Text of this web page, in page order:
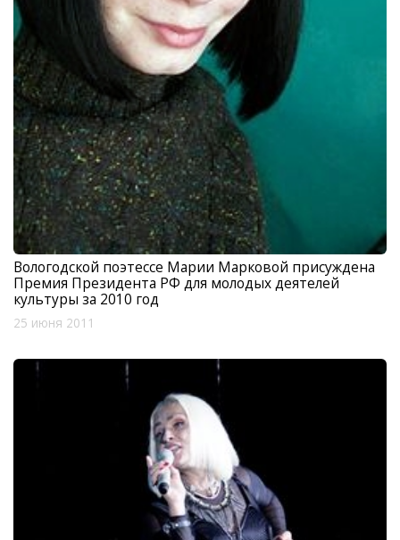
Вологодской поэтессе Марии Марковой присуждена
Премия Президента РФ для молодых деятелей
культуры за 2010 год
25 июня 2011